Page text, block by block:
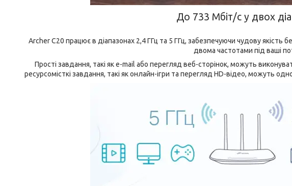
До 733 Мбіт/с у двох
Archer C20 працює в діапазонах 2,4 ГГц та 5 ГГц, забезпечуючи чудову
двома частотами під ваші
Прості завдання, такі як e-mail або перегляд веб-сторінок, можуть
ресурсомісткі завдання, такі як онлайн-ігри та перегляд HD-відео, можуть